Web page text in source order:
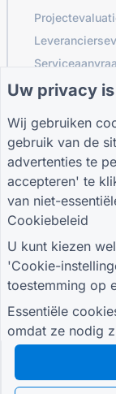
SLUIT JE AAN BIJ
GIDSEN
Helpcentrum
Bloggen
TIGER FORM Gids
© 2026 QR
Uw privacy
Wij gebruiken
gebruik van de
advertenties te
accepteren' te
van niet-
Cookiebeleid
U kunt kiezen
'Cookie-
toestemming op
Essentiële
omdat ze nodig